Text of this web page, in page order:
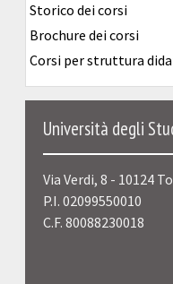
Storico dei corsi
Brochure dei corsi
Corsi per struttura
Università degli
Via Verdi, 8 - 10124
P.I. 02099550010
C.F. 80088230018